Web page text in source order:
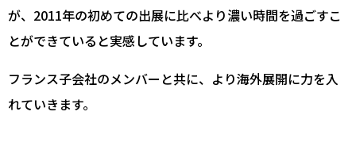
が、2011年の初めての出展に比べより濃い時間を過ごすこ
とができていると実感しています。
フランス子会社のメンバーと共に、より海外展開に力を入
れていきます。